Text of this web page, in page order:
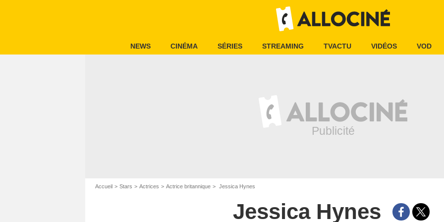
NEWS CINÉMA SÉRIES STREAMING TVACTU VIDÉOS VOD
Accueil Stars Actrices Actrice britannique Jessica Hynes
Jessica Hynes